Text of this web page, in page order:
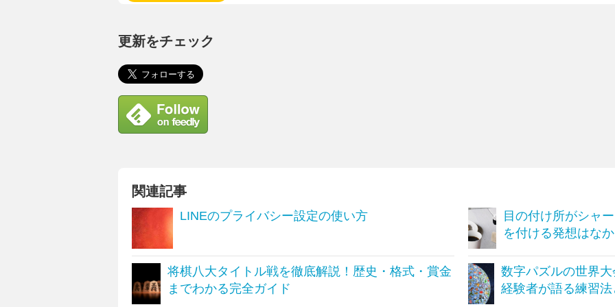
更新をチェック
関連記事
LINEのプライバシー設定の使い方
目の付け所がシャ
を付ける発想はな
将棋八大タイトル戦を徹底解説！歴史・格式・賞金
までわかる完全ガイド
数字パズルの世界
経験者が語る練習